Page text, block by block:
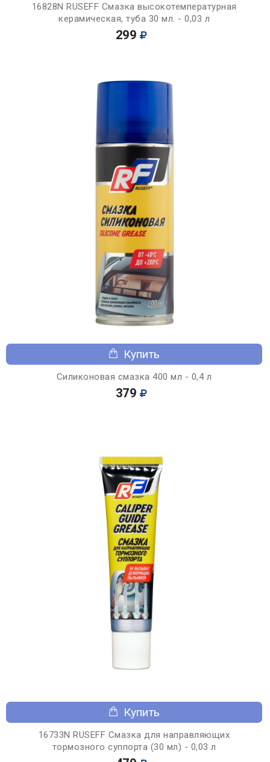
16828N RUSEFF Смазка высокотемпературная
керамическая, туба 30 мл. - 0,03 л
299
Купить
Силиконовая смазка 400 мл - 0,4 л
379
Купить
16733N RUSEFF Смазка для направляющих
тормозного суппорта (30 мл) - 0,03 л